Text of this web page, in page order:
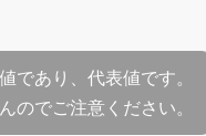
であり、代表値です。
のでご注意ください。